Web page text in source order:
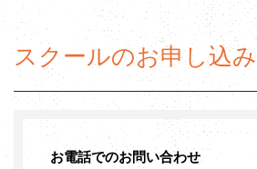
スクールのお申し込み
お電話でのお問い合わせ